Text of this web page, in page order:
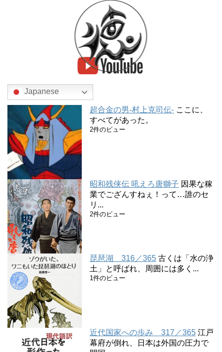
Japanese
超合金の男-村上克司伝- ここに、
すべてがあった。
2件のビュー
昭和残侠伝 吼えろ唐獅子 因果な稼
業でござんすねぇ！って…誰のセ
リ...
2件のビュー
琵琶湖 316／365 古くは「水の浄
土」と呼ばれ、周囲には多く...
1件のビュー
近代国家への歩み 317／365 江戸
幕府が倒れ、日本は外国の圧力で